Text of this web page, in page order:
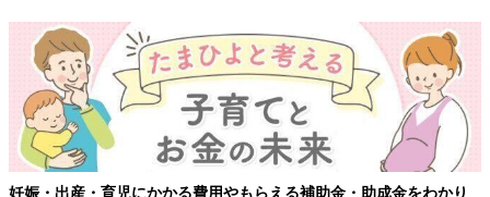
妊娠・出産・育児にかかる費用やもらえる補助金・助成金をわかり